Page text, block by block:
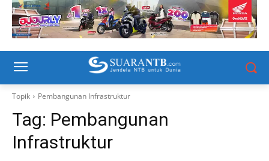
Topik Pembangunan Infrastruktur
Tag: Pembangunan
Infrastruktur